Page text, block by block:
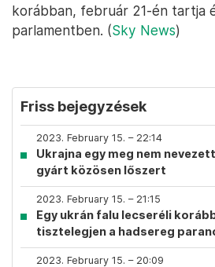
korábban, február 21-én tartja
parlamentben. (Sky News)
Friss bejegyzések
2023. February 15. – 22:14
Ukrajna egy meg nem
gyárt közösen lőszert
2023. February 15. – 21:15
Egy ukrán falu lecseréli
tisztelegjen a hadsereg
2023. February 15. – 20:09